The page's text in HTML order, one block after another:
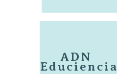
ADN
Educiencia